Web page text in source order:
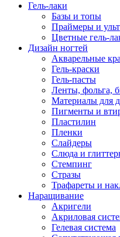
Гель-лаки
Базы и топы
Праймеры и
Цветные гель-
Дизайн ногтей
Акварельные
Гель-краски
Гель-пасты
Ленты, фольга,
Материалы для
Пигменты и
Пластилин
Пленки
Слайдеры
Слюда и
Стемпинг
Стразы
Трафареты и
Наращивание
Акригели
Акриловая
Гелевая система